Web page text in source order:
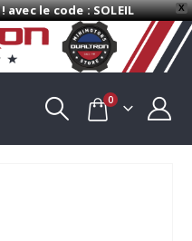
X
le code : SOLEIL
0